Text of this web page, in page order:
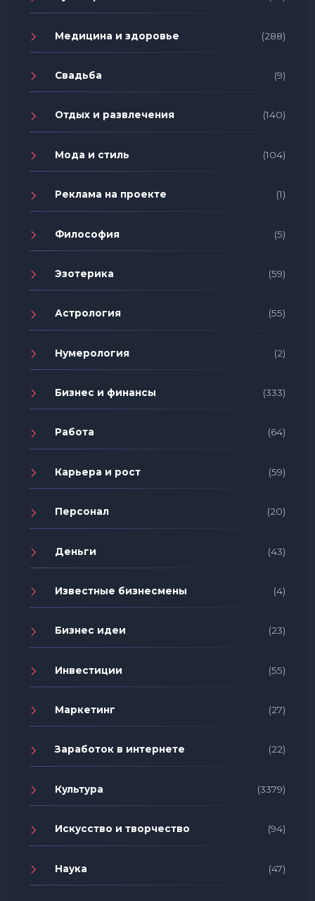
Медицина и здоровье (288)
Свадьба (9)
Отдых и развлечения (140)
Мода и стиль (104)
Реклама на проекте (1)
Философия (5)
Эзотерика (59)
Астрология (55)
Нумерология (2)
Бизнес и финансы (333)
Работа (64)
Карьера и рост (59)
Персонал (20)
Деньги (43)
Известные бизнесмены (4)
Бизнес идеи (23)
Инвестиции (55)
Маркетинг (27)
Заработок в интернете (22)
Культура (3379)
Искусство и творчество (94)
Наука (47)